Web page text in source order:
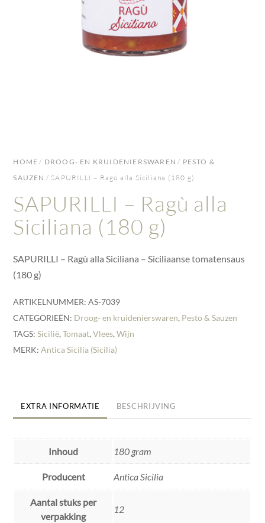
HOME / DROOG- EN KRUIDENIERSWAREN / PESTO &
SAUZEN / SAPURILLI – Ragù alla Siciliana (180 g)
SAPURILLI – Ragù alla
Siciliana (180 g)
SAPURILLI – Ragù alla Siciliana – Siciliaanse tomatensaus
(180 g)
ARTIKELNUMMER:AS-7039
CATEGORIEËN: Droog- en kruidenierswaren, Pesto & Sauzen
TAGS:Sicilië,Tomaat,Vlees,Wijn
MERK:Antica Sicilia (Sicilia)
EXTRA INFORMATIE BESCHRIJVING
Inhoud 180 gram
Producent Antica Sicilia
Aantal stuks per
verpakking
12